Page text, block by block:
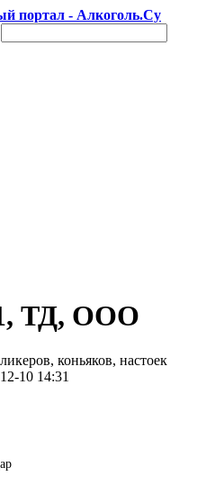
портал - Алкоголь.Су
ТД, ООО
коньяков, настоек
10 14:31